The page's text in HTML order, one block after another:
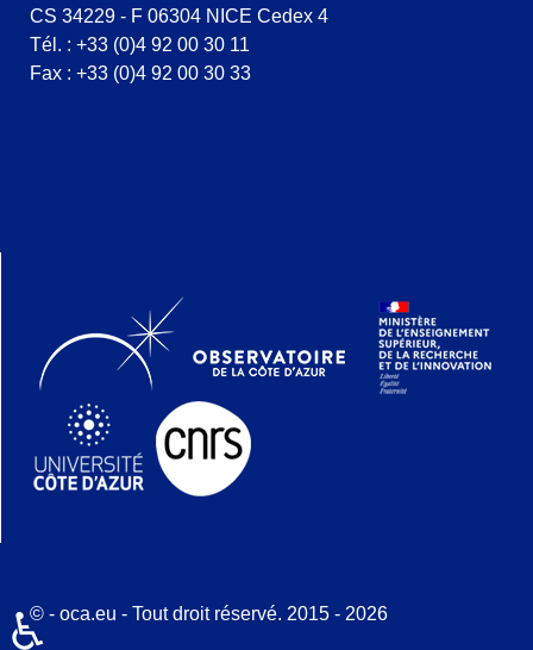
CS 34229 - F 06304 NICE Cedex 4
Tél. : +33 (0)4 92 00 30 11
Fax : +33 (0)4 92 00 30 33
© - oca.eu - Tout droit réservé. 2015 - 2026